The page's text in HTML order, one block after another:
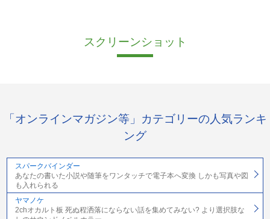
スクリーンショット
「オンラインマガジン等」カテゴリーの人気ランキ
ング
スパークバインダー
あなたの書いた小説や随筆をワンタッチで電子本へ変換 しかも写真や図
も入れられる
ヤマノケ
2chオカルト板 死ぬ程洒落にならない話を集めてみない? より選択肢な